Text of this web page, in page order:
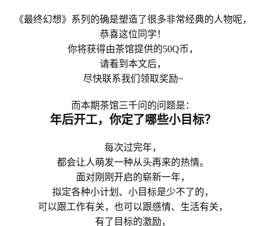
《最终幻想》系列的确是塑造了很多非常经典的人物呢，
恭喜这位同学！
你将获得由茶馆提供的50Q币，
请看到本文后，
尽快联系我们领取奖励~
而本期茶馆三千问的问题是：
年后开工，你定了哪些小目标？
每次过完年，
都会让人萌发一种从头再来的热情。
面对刚刚开启的崭新一年，
拟定各种小计划、小目标是少不了的，
可以跟工作有关，也可以跟感情、生活有关，
有了目标的激励，